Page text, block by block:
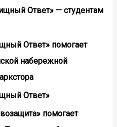
Ответ» — студентам
Ответ» помогает
набережной
Ответ»
помогает